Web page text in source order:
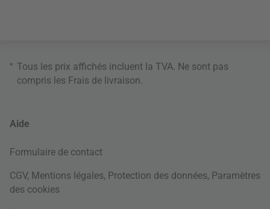
* Tous les prix affichés incluent la TVA. Ne sont pas
compris les Frais de livraison
Aide
Formulaire de contact
CGV, Mentions légales, Protection des données, Paramètres
des cookies